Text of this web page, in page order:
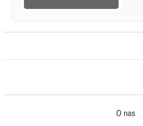
O nas